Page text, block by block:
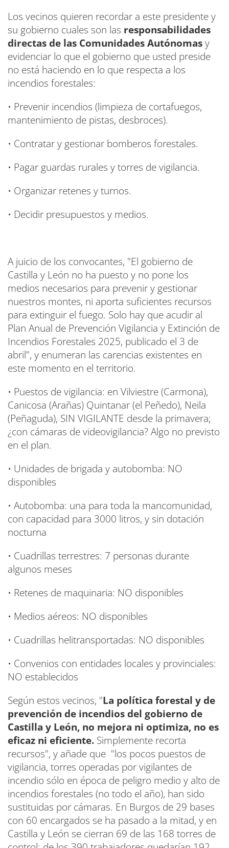
Los vecinos quieren recordar a este presidente y
su gobierno cuales son las responsabilidades
directas de las Comunidades Autónomasy
evidenciar lo que el gobierno que usted preside
no está haciendo en lo que respecta a los
incendios forestales:
• Prevenir incendios (limpieza de cortafuegos,
mantenimiento de pistas, desbroces).
• Contratar y gestionar bomberos forestales.
• Pagar guardas rurales y torres de vigilancia.
• Organizar retenes y turnos.
• Decidir presupuestos y medios.
A juicio de los convocantes, "El gobierno de
Castilla y León no ha puesto y no pone los
medios necesarios para prevenir y gestionar
nuestros montes, ni aporta suficientes recursos
para extinguir el fuego. Solo hay que acudir al
Plan Anual de Prevención Vigilancia y Extinción de
Incendios Forestales 2025, publicado el 3 de
abril", y enumeran las carencias existentes en
este momento en el territorio.
• Puestos de vigilancia: en Vilviestre (Carmona),
Canicosa (Arañas) Quintanar (el Peñedo), Neila
(Peñaguda), SIN VIGILANTE desde la primavera;
¿con cámaras de videovigilancia? Algo no previsto
en el plan.
• Unidades de brigada y autobomba: NO
disponibles
• Autobomba: una para toda la mancomunidad,
con capacidad para 3000 litros, y sin dotación
nocturna
• Cuadrillas terrestres: 7 personas durante
algunos meses
• Retenes de maquinaria: NO disponibles
• Medios aéreos: NO disponibles
• Cuadrillas helitransportadas: NO disponibles
• Convenios con entidades locales y provinciales:
NO establecidos
Según estos vecinos, "La política forestal y de
prevención de incendios del gobierno de
Castilla y León, no mejora ni optimiza, no es
eficaz ni eficiente. Simplemente recorta
recursos", y añade que "los pocos puestos de
vigilancia, torres operadas por vigilantes de
incendio sólo en época de peligro medio y alto de
incendios forestales (no todo el año), han sido
sustituidas por cámaras. En Burgos de 29 bases
con 60 encargados se ha pasado a la mitad, y en
Castilla y León se cierran 69 de las 168 torres de